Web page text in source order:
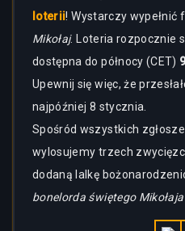
loterii! Wystarczy
Mikołaj. Loteria rozpocznie
dostępna do północy (CET)
Upewnij się więc, że
najpóźniej 8 stycznia.
Spośród wszystkich
wylosujemy trzech
dodaną lalkę
bonelorda świętego Mikołaja